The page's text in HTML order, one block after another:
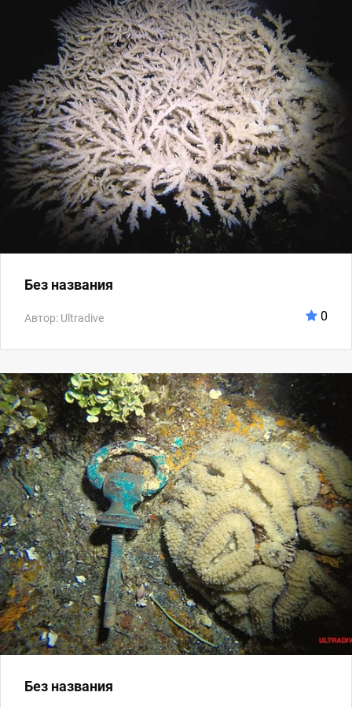
Без названия
Автор: Ultradive 0
Без названия